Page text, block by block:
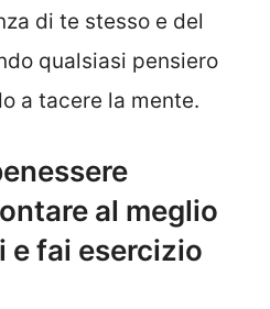
di te stesso e del
qualsiasi pensiero
a tacere la mente.
al meglio
e fai esercizio